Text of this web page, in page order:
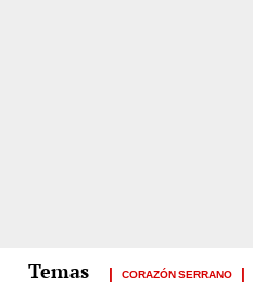
CORAZÓN SERRANO